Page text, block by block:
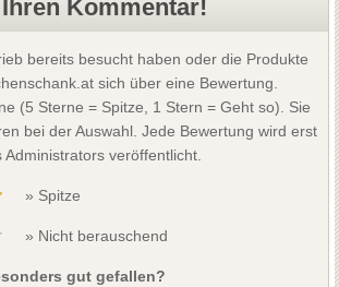
Kommentar!
bereits besucht haben oder die Produkte
sich über eine Bewertung.
(5 Sterne = Spitze, 1 Stern = Geht so). Sie
bei der Auswahl. Jede Bewertung wird erst
veröffentlicht.
» Spitze
» Nicht berauschend
gut gefallen?